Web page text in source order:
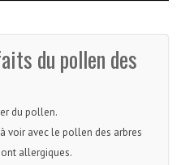
du pollen des
du pollen.
voir avec le pollen des arbres
allergiques.